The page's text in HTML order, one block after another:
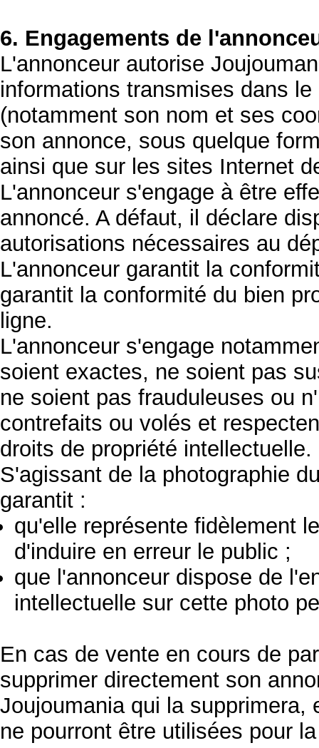
6. Engagements de
L'annonceur autorise
informations transmises dans
(notamment son nom et ses
son annonce, sous quelque
ainsi que sur les sites Internet
L'annonceur s'engage à être
annoncé. A défaut, il déclare
autorisations nécessaires au
L'annonceur garantit la
garantit la conformité du bien
ligne.
L'annonceur s'engage
soient exactes, ne soient pas
ne soient pas frauduleuses ou
contrefaits ou volés et
droits de propriété intellectuelle.
S'agissant de la photographie
garantit :
qu'elle représente fidèlement
d'induire en erreur le public ;
que l'annonceur dispose de
intellectuelle sur cette photo
En cas de vente en cours de
supprimer directement son
Joujoumania qui la
ne pourront être utilisées pour